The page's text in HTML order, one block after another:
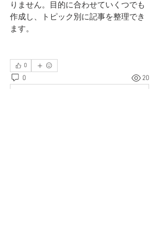
りません。目的に合わせていくつでも
作成し、トピック別に記事を整理でき
ます。
0
0 20